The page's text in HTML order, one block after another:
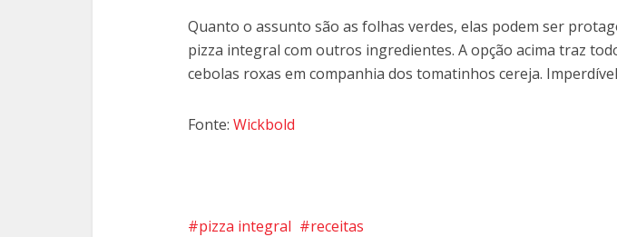
Quanto o assunto são as folhas verdes, elas podem ser
pizza integral com outros ingredientes. A opção acima traz
cebolas roxas em companhia dos tomatinhos cereja.
Fonte: Wickbold
pizza integral receitas